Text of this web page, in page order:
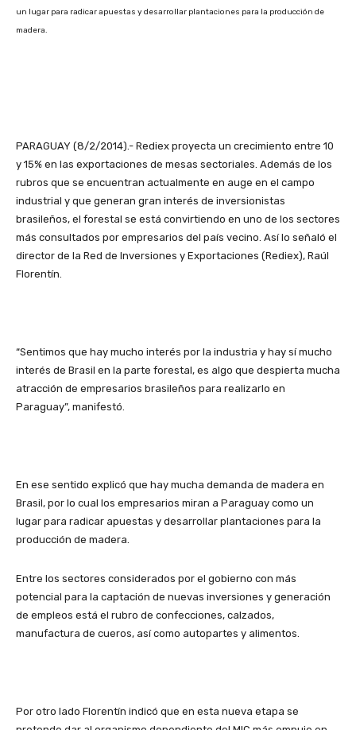
un lugar para radicar apuestas y desarrollar plantaciones para la producción de
madera.
PARAGUAY (8/2/2014).- Rediex proyecta un crecimiento entre 10
y 15% en las exportaciones de mesas sectoriales. Además de los
rubros que se encuentran actualmente en auge en el campo
industrial y que generan gran interés de inversionistas
brasileños, el forestal se está convirtiendo en uno de los sectores
más consultados por empresarios del país vecino. Así lo señaló el
director de la Red de Inversiones y Exportaciones (Rediex), Raúl
Florentín.
“Sentimos que hay mucho interés por la industria y hay sí mucho
interés de Brasil en la parte forestal, es algo que despierta mucha
atracción de empresarios brasileños para realizarlo en
Paraguay”, manifestó.
En ese sentido explicó que hay mucha demanda de madera en
Brasil, por lo cual los empresarios miran a Paraguay como un
lugar para radicar apuestas y desarrollar plantaciones para la
producción de madera.
Entre los sectores considerados por el gobierno con más
potencial para la captación de nuevas inversiones y generación
de empleos está el rubro de confecciones, calzados,
manufactura de cueros, así como autopartes y alimentos.
Por otro lado Florentín indicó que en esta nueva etapa se